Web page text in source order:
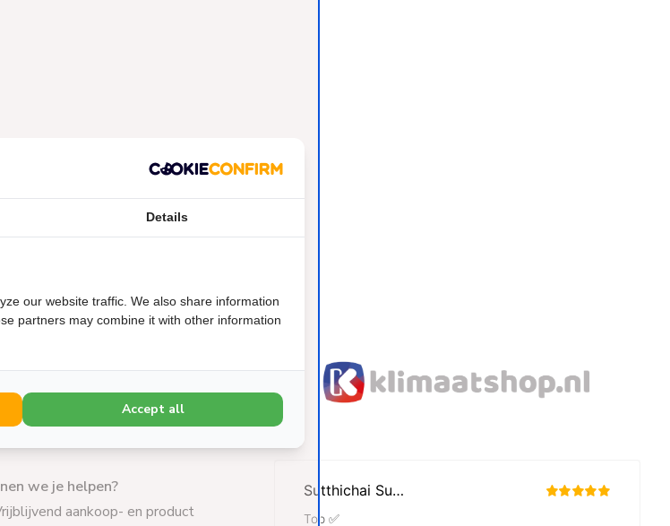
en bereikbaar via
we je helpen?
aankoop- en product
Details
our website traffic. We also share information
partners may combine it with other information
Accept all